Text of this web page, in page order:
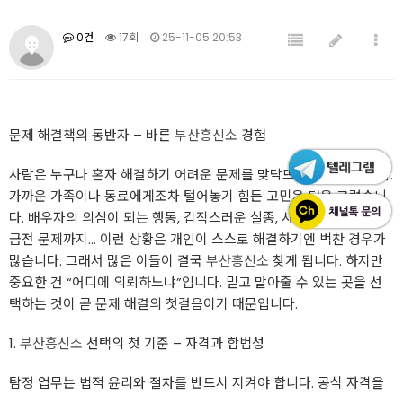
0건 17회 25-11-05 20:53
문제 해결책의 동반자 – 바른 부산흥신소 경험
사람은 누구나 혼자 해결하기 어려운 문제를 맞닥뜨릴 때가 있습니다.
가까운 가족이나 동료에게조차 털어놓기 힘든 고민은 더욱 그렇습니
다. 배우자의 의심이 되는 행동, 갑작스러운 실종, 사업 의 배신, 혹은
금전 문제까지… 이런 상황은 개인이 스스로 해결하기엔 벅찬 경우가
많습니다. 그래서 많은 이들이 결국 부산흥신소 찾게 됩니다. 하지만
중요한 건 “어디에 의뢰하느냐”입니다. 믿고 맡아줄 수 있는 곳을 선
택하는 것이 곧 문제 해결의 첫걸음이기 때문입니다.
1. 부산흥신소 선택의 첫 기준 – 자격과 합법성
탐정 업무는 법적 윤리와 절차를 반드시 지켜야 합니다. 공식 자격을